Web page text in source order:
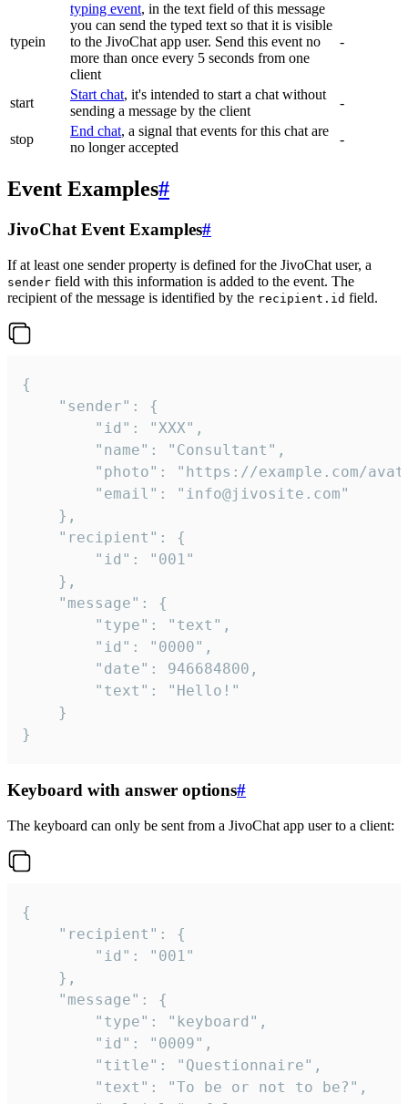
typein
typing event, in the text field of this message
you can send the typed text so that it is visible
to the JivoChat app user. Send this event no
more than once every 5 seconds from one
client
-
start
Start chat, it's intended to start a chat without
sending a message by the client
-
stop
End chat, a signal that events for this chat are
no longer accepted
-
Event Examples#
JivoChat Event Examples#
If at least one sender property is defined for the JivoChat user, a
sender field with this information is added to the event. The
recipient of the message is identified by the recipient.id field.
{
}
Keyboard with answer options#
The keyboard can only be sent from a JivoChat app user to a client:
{